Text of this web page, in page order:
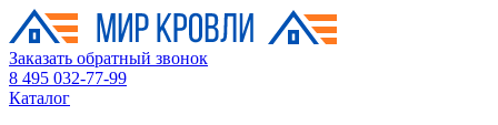
Заказать обратный звонок
8 495 032-77-99
Каталог